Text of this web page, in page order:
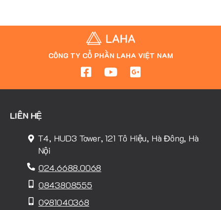
CÔNG TY CỔ PHẦN LAHA VIỆT NAM
LIÊN HỆ
T4, HUD3 Tower, 121 Tô Hiệu, Hà Đông, Hà
Nội
024.6688.0068
0843808555
0981040368